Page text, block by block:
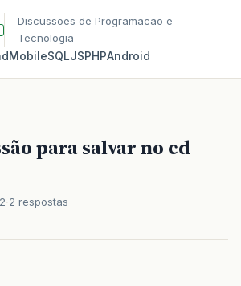
Discussoes de Programacao e
Tecnologia
MobileSQLJSPHPAndroid
para salvar no cd
2 respostas